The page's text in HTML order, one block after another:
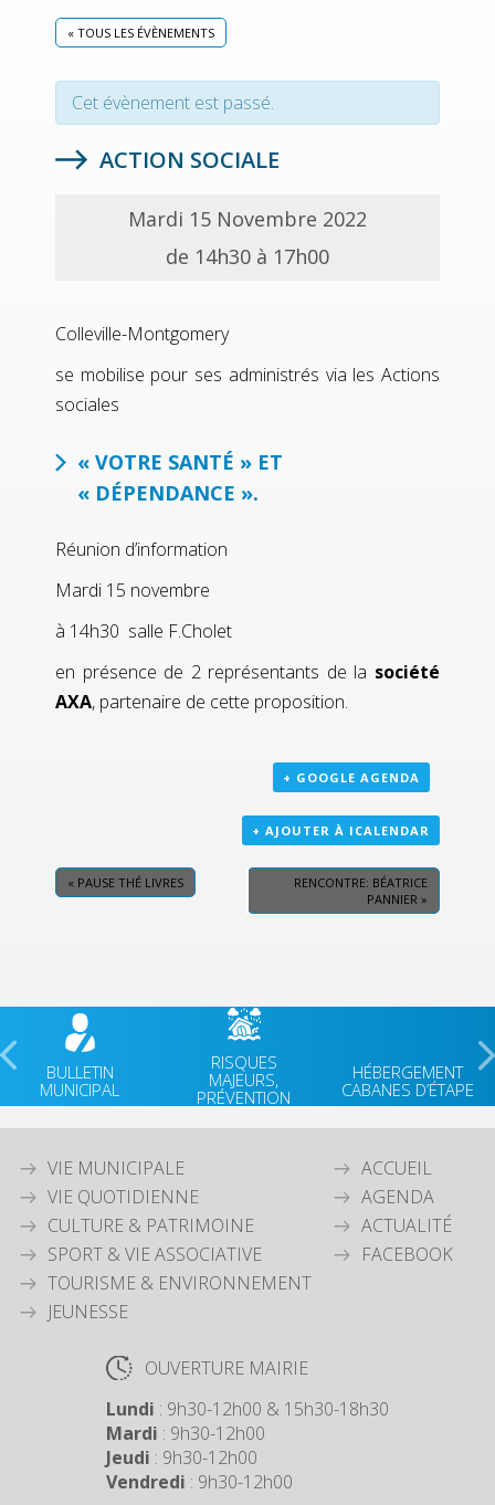
« TOUS LES ÉVÈNEMENTS
Cet évènement est passé.
ACTION SOCIALE
Mardi 15 Novembre 2022
de 14h30 à 17h00
Colleville-Montgomery
se mobilise pour ses administrés via les Actions
sociales
« VOTRE SANTÉ » ET
« DÉPENDANCE ».
Réunion d’information
Mardi 15 novembre
à 14h30 salle F.Cholet
en présence de 2 représentants de la société
AXA, partenaire de cette proposition.
+ GOOGLE AGENDA
+ AJOUTER À ICALENDAR
« PAUSE THÉ LIVRES
RENCONTRE: BÉATRICE
PANNIER »
BULLETIN
MUNICIPAL
RISQUES
MAJEURS,
PRÉVENTION
HÉBERGEMENT
CABANES D’ÉTAPE
VIE MUNICIPALE
VIE QUOTIDIENNE
CULTURE & PATRIMOINE
SPORT & VIE ASSOCIATIVE
TOURISME & ENVIRONNEMENT
JEUNESSE
ACCUEIL
AGENDA
ACTUALITÉ
FACEBOOK
OUVERTURE MAIRIE
Lundi : 9h30-12h00 & 15h30-18h30
Mardi : 9h30-12h00
Jeudi : 9h30-12h00
Vendredi : 9h30-12h00